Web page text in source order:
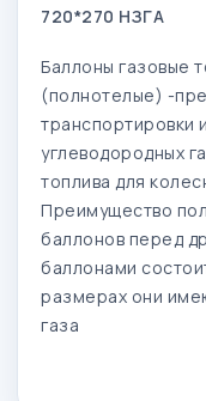
720*270 НЗГА
Баллоны газовые
(полнотелые) -
транспортировки
углеводородных
топлива для
Преимущество
баллонов перед
баллонами
размерах они
газа